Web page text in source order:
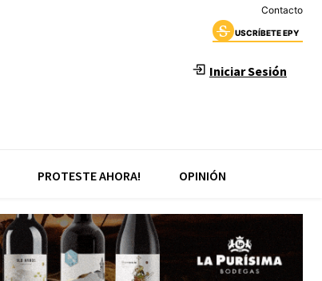
Contacto
USCRÍBETE EPY
Iniciar Sesión
PROTESTE AHORA! OPINIÓN